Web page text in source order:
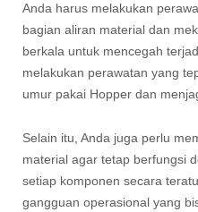
Anda harus melakukan
bagian aliran material dan
berkala untuk mencegah
melakukan perawatan yang
umur pakai Hopper dan
Selain itu, Anda juga perlu
material agar tetap berfungsi
setiap komponen secara
gangguan operasional yang